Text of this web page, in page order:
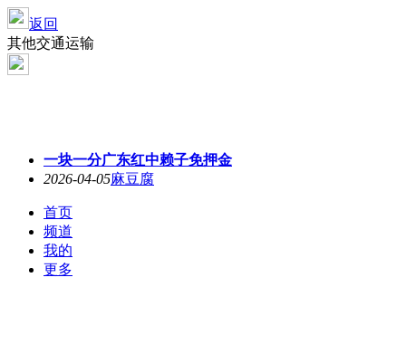
返回
其他交通运输
一块一分广东红中赖子免押金
2026-04-05麻豆腐
首页
频道
我的
更多